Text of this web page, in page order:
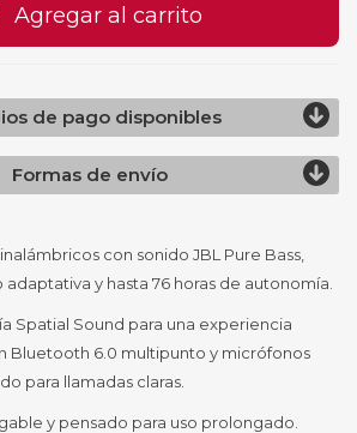
Agregar al carrito
de pago disponibles
Formas de envío
con sonido JBL Pure Bass,
y hasta 76 horas de autonomía.
Spatial Sound para una experiencia
Bluetooth 6.0 multipunto y micrófonos
para llamadas claras.
y pensado para uso prolongado.